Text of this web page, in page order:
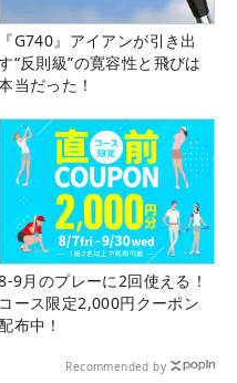
『G740』アイアンが引き出
“反則級”の寛容性と飛びは
当だった！
9月のプレーに2回使える！
コース限定2,000円クーポン
布中！
Recommended by